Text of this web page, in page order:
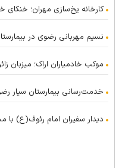
کارخانه یخ‌سازی مهران؛
نسیم مهربانی رضوی در
موکب خادمیاران اراک؛ میزبان
خدمت‌رسانی بیمارستان سیار
دیدار سفیران امام رئوف(ع) با